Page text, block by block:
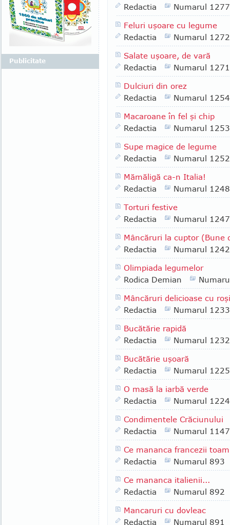
Redactia
Numarul 1277
Feluri uşoare cu legume
Redactia
Numarul 1272
Salate uşoare, de vară
Redactia
Numarul 1271
Dulciuri din orez
Redactia
Numarul 1254
Macaroane în fel şi chip
Redactia
Numarul 1253
Supe magice de legume
Redactia
Numarul 1252
Mămăligă ca-n Italia!
Redactia
Numarul 1248
Torturi festive
Redactia
Numarul 1247
Mâncăruri la cuptor (Bune
Redactia
Numarul 1242
Olimpiada legumelor
Rodica Demian
Mâncăruri delicioase cu
Redactia
Numarul 1233
Bucătărie rapidă
Redactia
Numarul 1232
Bucătărie uşoară
Redactia
Numarul 1225
O masă la iarbă verde
Redactia
Numarul 1224
Condimentele Crăciunului
Redactia
Numarul 1147
Ce mananca francezii
Redactia
Numarul 893
Ce mananca italienii...
Redactia
Numarul 892
Mancaruri cu dovleac
Redactia
Numarul 891
Publicitate